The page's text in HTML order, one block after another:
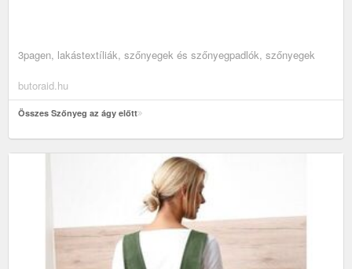
3pagen, lakástextíliák, szőnyegek és szőnyegpadlók, szőnyegek
butoraid.hu
Összes Szőnyeg az ágy előtt